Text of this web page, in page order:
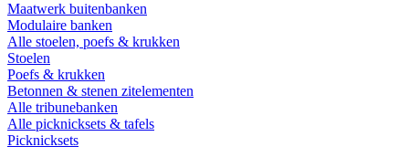
Maatwerk buitenbanken
Modulaire banken
Alle stoelen, poefs & krukken
Stoelen
Poefs & krukken
Betonnen & stenen zitelementen
Alle tribunebanken
Alle picknicksets & tafels
Picknicksets